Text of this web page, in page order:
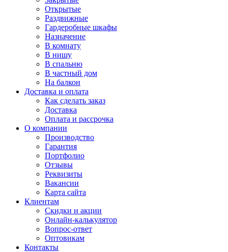
Открытые
Раздвижные
Гардеробные шкафы
Назначение
В комнату
В нишу
В спальню
В частный дом
На балкон
Доставка и оплата
Как сделать заказ
Доставка
Оплата и рассрочка
О компании
Производство
Гарантия
Портфолио
Отзывы
Реквизиты
Вакансии
Карта сайта
Клиентам
Скидки и акции
Онлайн-калькулятор
Вопрос-ответ
Оптовикам
Контакты